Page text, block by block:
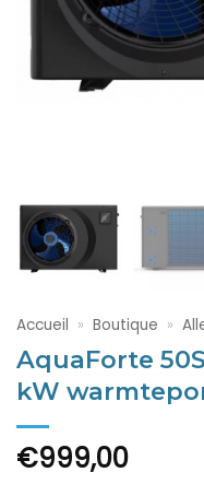
Accueil » Boutique »
AquaForte
kW
€999,00